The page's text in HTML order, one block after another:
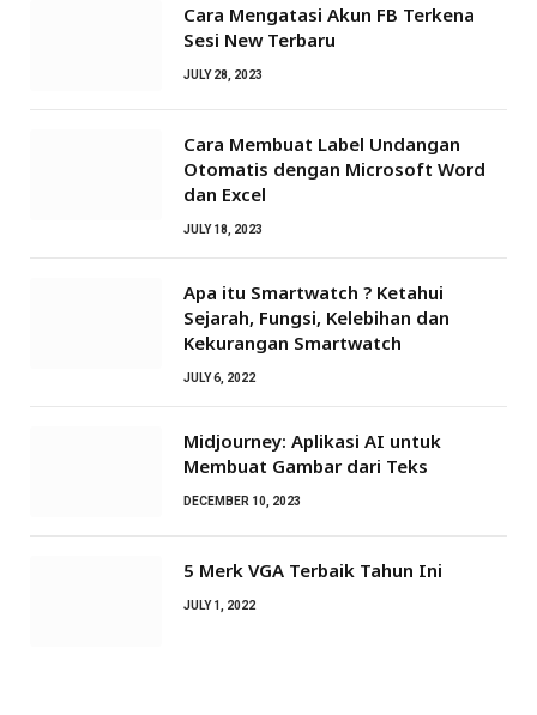
Cara Mengatasi Akun FB Terkena
Sesi New Terbaru
JULY 28, 2023
Cara Membuat Label Undangan
Otomatis dengan Microsoft Word
dan Excel
JULY 18, 2023
Apa itu Smartwatch ? Ketahui
Sejarah, Fungsi, Kelebihan dan
Kekurangan Smartwatch
JULY 6, 2022
Midjourney: Aplikasi AI untuk
Membuat Gambar dari Teks
DECEMBER 10, 2023
5 Merk VGA Terbaik Tahun Ini
JULY 1, 2022